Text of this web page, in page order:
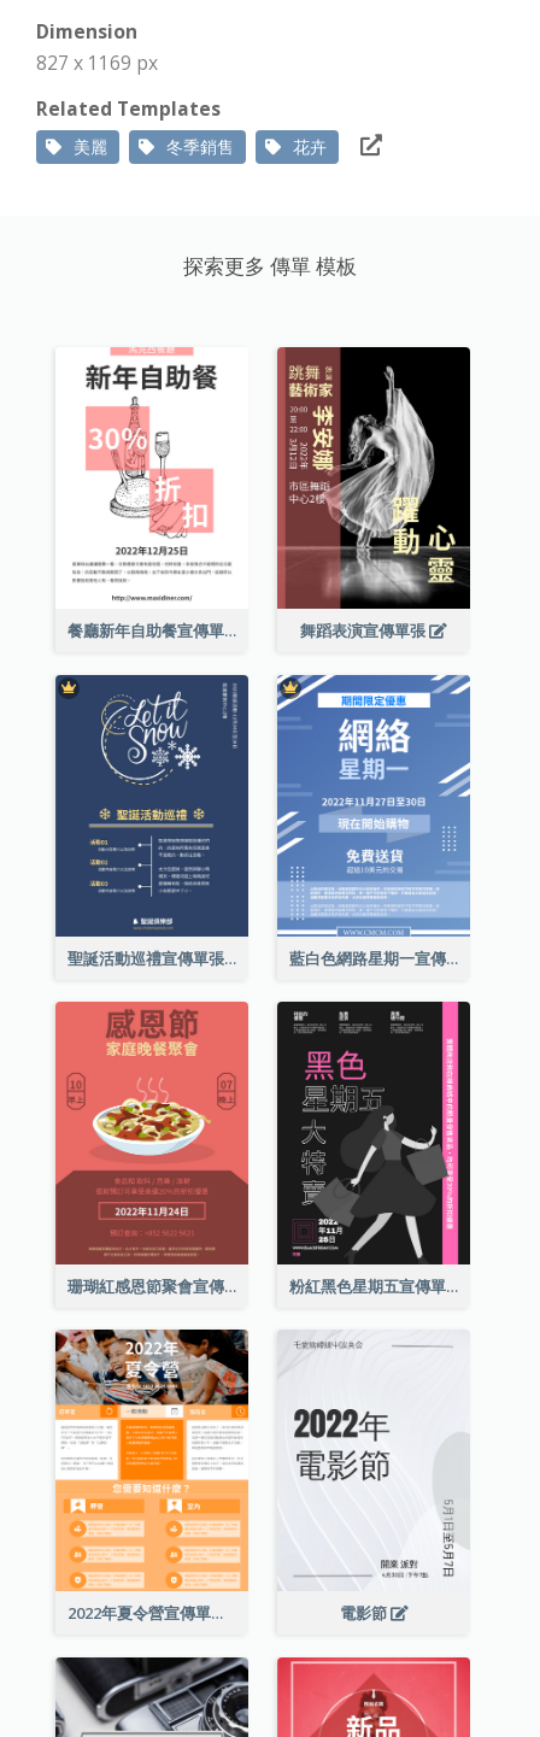
Dimension
827 x 1169 px
Related Templates
美麗 冬季銷售 花卉
探索更多 傳單 模板
餐廳新年自助餐宣傳單張 舞蹈表演宣傳單張
聖誕活動巡禮宣傳單張(附介紹) 藍白色網路星期一宣傳單張
珊瑚紅感恩節聚會宣傳單張 粉紅黑色星期五宣傳單張
2022年夏令營宣傳單張 電影節